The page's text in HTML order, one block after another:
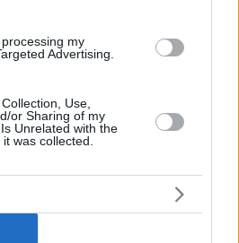
my
Advertising.
Use,
or Sharing of my
Unrelated with the
was collected.